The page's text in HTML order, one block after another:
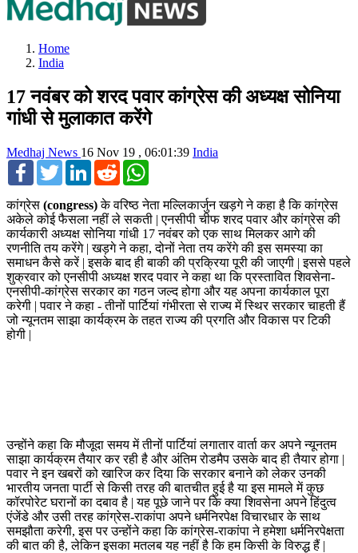
Home
India
17 नवंबर को शरद पवार कांग्रेस की अध्यक्ष सोनिया
गांधी से मुलाकात करेंगे
Medhaj News 16 Nov 19 , 06:01:39 India
FacebookTwitterLinkedInReddit
कांग्रेस (congress)के वरिष्ठ नेता मल्लिकार्जुन खड़गे ने कहा है कि कांग्रेस
अकेले कोई फैसला नहीं ले सकती | एनसीपी चीफ शरद पवार और कांग्रेस की
कार्यकारी अध्यक्ष सोनिया गांधी 17 नवंबर को एक साथ मिलकर आगे की
रणनीति तय करेंगे | खड़गे ने कहा, दोनों नेता तय करेंगे की इस समस्या का
समाधन कैसे करें | इसके बाद ही बाकी की प्रक्रिया पूरी की जाएगी | इससे पहले
शुक्रवार को एनसीपी अध्यक्ष शरद पवार ने कहा था कि प्रस्तावित शिवसेना-
एनसीपी-कांग्रेस सरकार का गठन जल्द होगा और यह अपना कार्यकाल पूरा
करेगी | पवार ने कहा - तीनों पार्टियां गंभीरता से राज्य में स्थिर सरकार चाहती हैं
जो न्यूनतम साझा कार्यक्रम के तहत राज्य की प्रगति और विकास पर टिकी
होगी |
उन्होंने कहा कि मौजूदा समय में तीनों पार्टियां लगातार वार्ता कर अपने न्यूनतम
साझा कार्यक्रम तैयार कर रही है और अंतिम रोडमैप उसके बाद ही तैयार होगा |
पवार ने इन खबरों को खारिज कर दिया कि सरकार बनाने को लेकर उनकी
भारतीय जनता पार्टी से किसी तरह की बातचीत हुई है या इस मामले में कुछ
कॉरपोरेट घरानों का दबाव है | यह पूछे जाने पर कि क्या शिवसेना अपने हिंदुत्व
एंजेंडे और उसी तरह कांग्रेस-राकांपा अपने धर्मनिरपेक्ष विचारधार के साथ
समझौता करेगी, इस पर उन्होंने कहा कि कांग्रेस-राकांपा ने हमेशा धर्मनिरपेक्षता
की बात की है, लेकिन इसका मतलब यह नहीं है कि हम किसी के विरुद्ध हैं |